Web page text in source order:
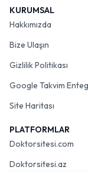
KURUMSAL
Hakkımızda
Bize Ulaşın
Gizlilik Politikası
Google Takvim
Site Haritası
PLATFORMLAR
Doktorsitesi.com
Doktorsitesi.az